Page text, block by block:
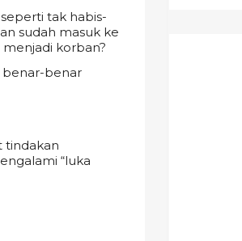
tak habis-
sudah masuk ke
korban?
benar-benar
tindakan
“luka